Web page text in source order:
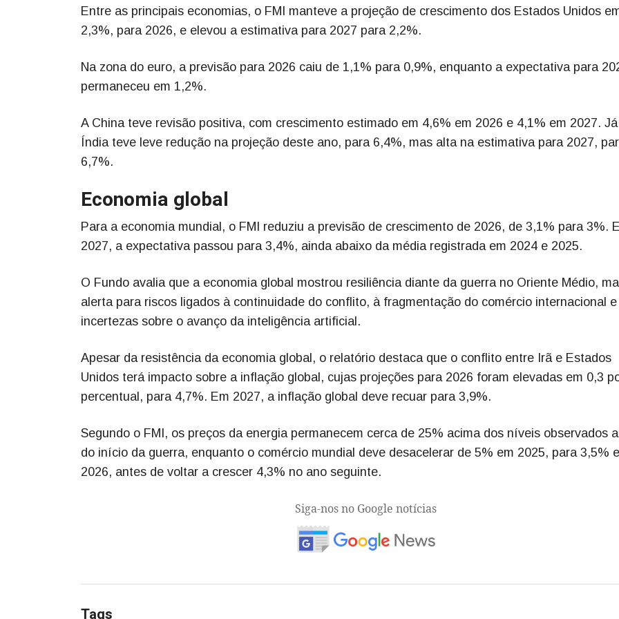
Entre as principais economias, o FMI manteve a projeção de crescimento dos Estados Unidos
2,3%, para 2026, e elevou a estimativa para 2027 para 2,2%.
Na zona do euro, a previsão para 2026 caiu de 1,1% para 0,9%, enquanto a expectativa para
permaneceu em 1,2%.
A China teve revisão positiva, com crescimento estimado em 4,6% em 2026 e 4,1% em 2027.
Índia teve leve redução na projeção deste ano, para 6,4%, mas alta na estimativa para 2027,
6,7%.
Economia global
Para a economia mundial, o FMI reduziu a previsão de crescimento de 2026, de 3,1% para 3%.
2027, a expectativa passou para 3,4%, ainda abaixo da média registrada em 2024 e 2025.
O Fundo avalia que a economia global mostrou resiliência diante da guerra no Oriente Médio,
alerta para riscos ligados à continuidade do conflito, à fragmentação do comércio internacional
incertezas sobre o avanço da inteligência artificial.
Apesar da resistência da economia global, o relatório destaca que o conflito entre Irã e Estados
Unidos terá impacto sobre a inflação global, cujas projeções para 2026 foram elevadas em 0,3
percentual, para 4,7%. Em 2027, a inflação global deve recuar para 3,9%.
Segundo o FMI, os preços da energia permanecem cerca de 25% acima dos níveis observados
do início da guerra, enquanto o comércio mundial deve desacelerar de 5% em 2025, para 3,5%
2026, antes de voltar a crescer 4,3% no ano seguinte.
Siga-nos no Google notícias
Tags